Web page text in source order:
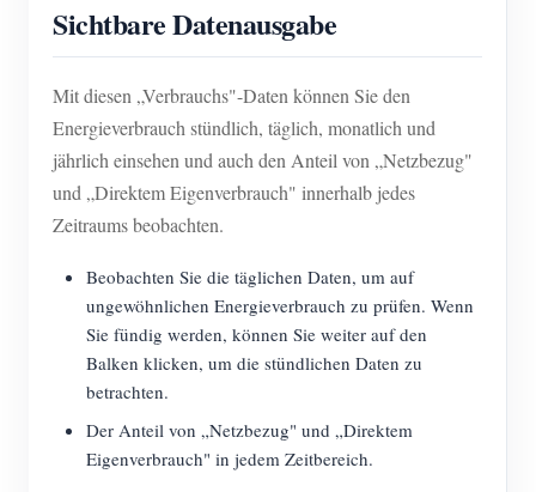
Sichtbare Datenausgabe
Mit diesen „Verbrauchs"-Daten können Sie den
Energieverbrauch stündlich, täglich, monatlich und
jährlich einsehen und auch den Anteil von „Netzbezug"
und „Direktem Eigenverbrauch" innerhalb jedes
Zeitraums beobachten.
Beobachten Sie die täglichen Daten, um auf
ungewöhnlichen Energieverbrauch zu prüfen. Wenn
Sie fündig werden, können Sie weiter auf den
Balken klicken, um die stündlichen Daten zu
betrachten.
Der Anteil von „Netzbezug" und „Direktem
Eigenverbrauch" in jedem Zeitbereich.